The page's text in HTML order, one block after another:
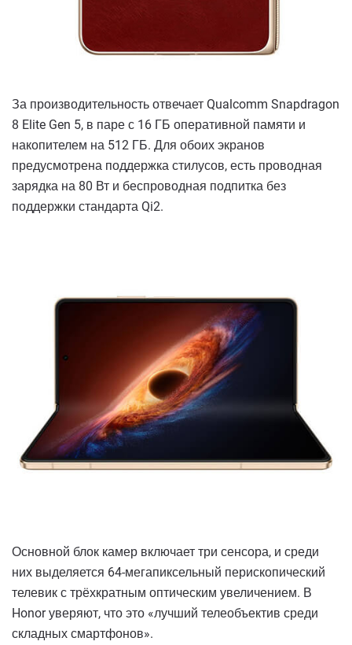
За производительность отвечает Qualcomm Snapdragon
8 Elite Gen 5, в паре с 16 ГБ оперативной памяти и
накопителем на 512 ГБ. Для обоих экранов
предусмотрена поддержка стилусов, есть проводная
зарядка на 80 Вт и беспроводная подпитка без
поддержки стандарта Qi2.
Основной блок камер включает три сенсора, и среди
них выделяется 64-мегапиксельный перископический
телевик с трёхкратным оптическим увеличением. В
Honor уверяют, что это «лучший телеобъектив среди
складных смартфонов».